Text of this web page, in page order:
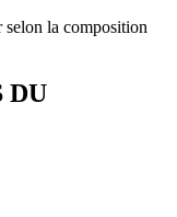
selon la composition
DU